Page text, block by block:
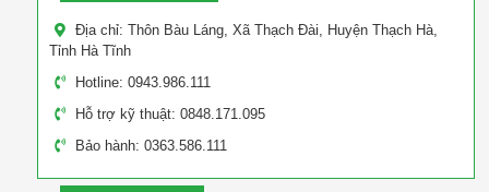
Địa chỉ: Thôn Bàu Láng, Xã Thạch Đài, Huyện Thạch Hà,
Tỉnh Hà Tĩnh
Hotline: 0943.986.111
Hỗ trợ kỹ thuật: 0848.171.095
Bảo hành: 0363.586.111